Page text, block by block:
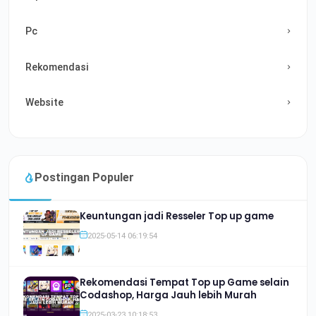
Pc
Rekomendasi
Website
Postingan Populer
Keuntungan jadi Resseler Top up game
2025-05-14 06:19:54
Rekomendasi Tempat Top up Game selain
Codashop, Harga Jauh lebih Murah